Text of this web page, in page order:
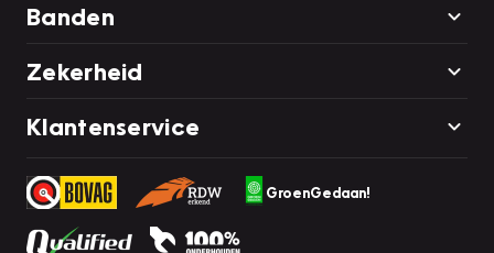
Banden
Zekerheid
Klantenservice
GroenGedaan!